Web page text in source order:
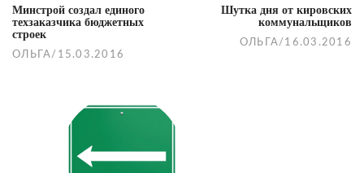
Шутка дня от кировских
коммунальщиков
ОЛЬГА / 16.03.2016
Минстрой создал единого
техзаказчика бюджетных
строек
ОЛЬГА / 15.03.2016